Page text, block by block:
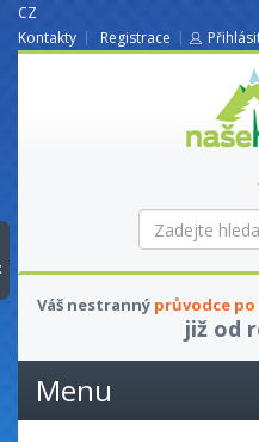
CZ
Kontakty
Registrace
Váš nestranný průvodce po
již od
Menu